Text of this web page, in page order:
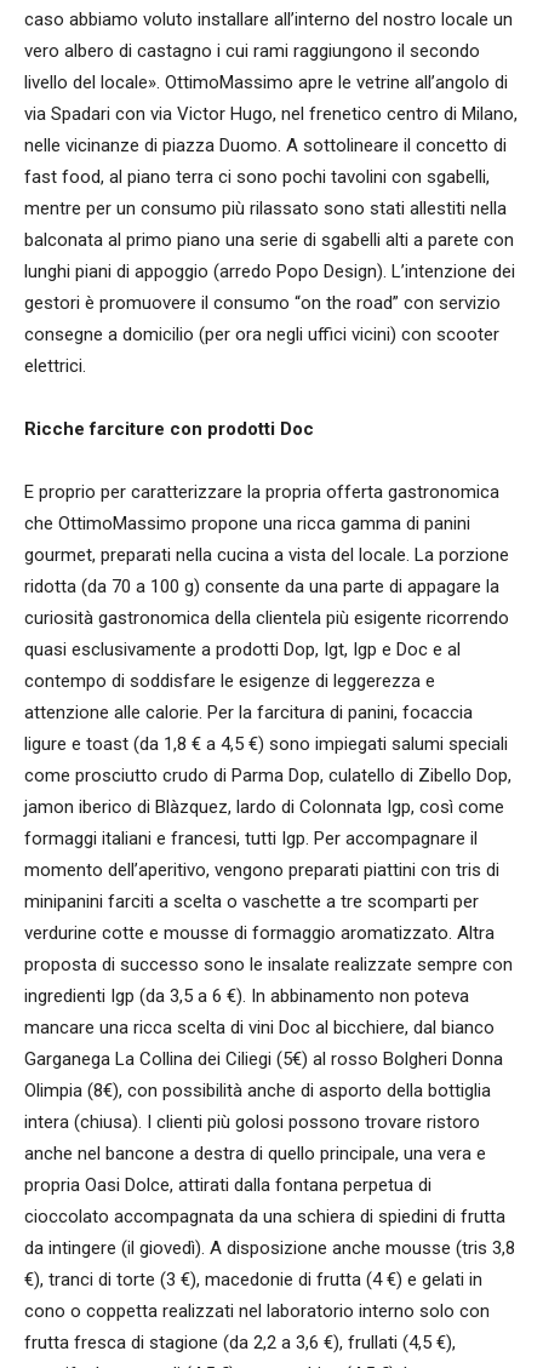
caso abbiamo voluto installare all’interno del nostro locale un
vero albero di castagno i cui rami raggiungono il secondo
livello del locale». OttimoMassimo apre le vetrine all’angolo di
via Spadari con via Victor Hugo, nel frenetico centro di Milano,
nelle vicinanze di piazza Duomo. A sottolineare il concetto di
fast food, al piano terra ci sono pochi tavolini con sgabelli,
mentre per un consumo più rilassato sono stati allestiti nella
balconata al primo piano una serie di sgabelli alti a parete con
lunghi piani di appoggio (arredo Popo Design). L’intenzione dei
gestori è promuovere il consumo “on the road” con servizio
consegne a domicilio (per ora negli uffici vicini) con scooter
elettrici.
Ricche farciture con prodotti Doc
E proprio per caratterizzare la propria offerta gastronomica
che OttimoMassimo propone una ricca gamma di panini
gourmet, preparati nella cucina a vista del locale. La porzione
ridotta (da 70 a 100 g) consente da una parte di appagare la
curiosità gastronomica della clientela più esigente ricorrendo
quasi esclusivamente a prodotti Dop, Igt, Igp e Doc e al
contempo di soddisfare le esigenze di leggerezza e
attenzione alle calorie. Per la farcitura di panini, focaccia
ligure e toast (da 1,8 € a 4,5 €) sono impiegati salumi speciali
come prosciutto crudo di Parma Dop, culatello di Zibello Dop,
jamon iberico di Blàzquez, lardo di Colonnata Igp, così come
formaggi italiani e francesi, tutti Igp. Per accompagnare il
momento dell’aperitivo, vengono preparati piattini con tris di
minipanini farciti a scelta o vaschette a tre scomparti per
verdurine cotte e mousse di formaggio aromatizzato. Altra
proposta di successo sono le insalate realizzate sempre con
ingredienti Igp (da 3,5 a 6 €). In abbinamento non poteva
mancare una ricca scelta di vini Doc al bicchiere, dal bianco
Garganega La Collina dei Ciliegi (5€) al rosso Bolgheri Donna
Olimpia (8€), con possibilità anche di asporto della bottiglia
intera (chiusa). I clienti più golosi possono trovare ristoro
anche nel bancone a destra di quello principale, una vera e
propria Oasi Dolce, attirati dalla fontana perpetua di
cioccolato accompagnata da una schiera di spiedini di frutta
da intingere (il giovedì). A disposizione anche mousse (tris 3,8
€), tranci di torte (3 €), macedonie di frutta (4 €) e gelati in
cono o coppetta realizzati nel laboratorio interno solo con
frutta fresca di stagione (da 2,2 a 3,6 €), frullati (4,5 €),